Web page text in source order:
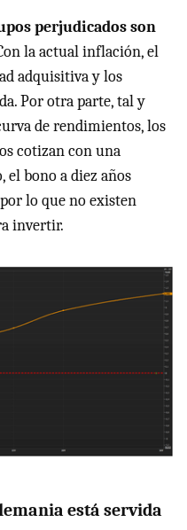
perjudicados son
la actual inflación, el
adquisitiva y los
Por otra parte, tal y
de rendimientos, los
cotizan con una
el bono a diez años
lo que no existen
invertir.
está servida